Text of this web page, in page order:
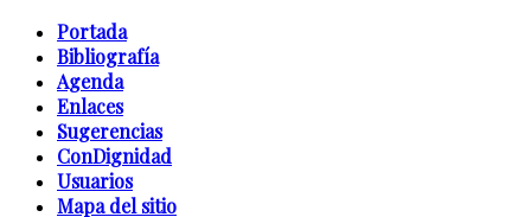
Portada
Bibliografía
Agenda
Enlaces
Sugerencias
ConDignidad
Usuarios
Mapa del sitio